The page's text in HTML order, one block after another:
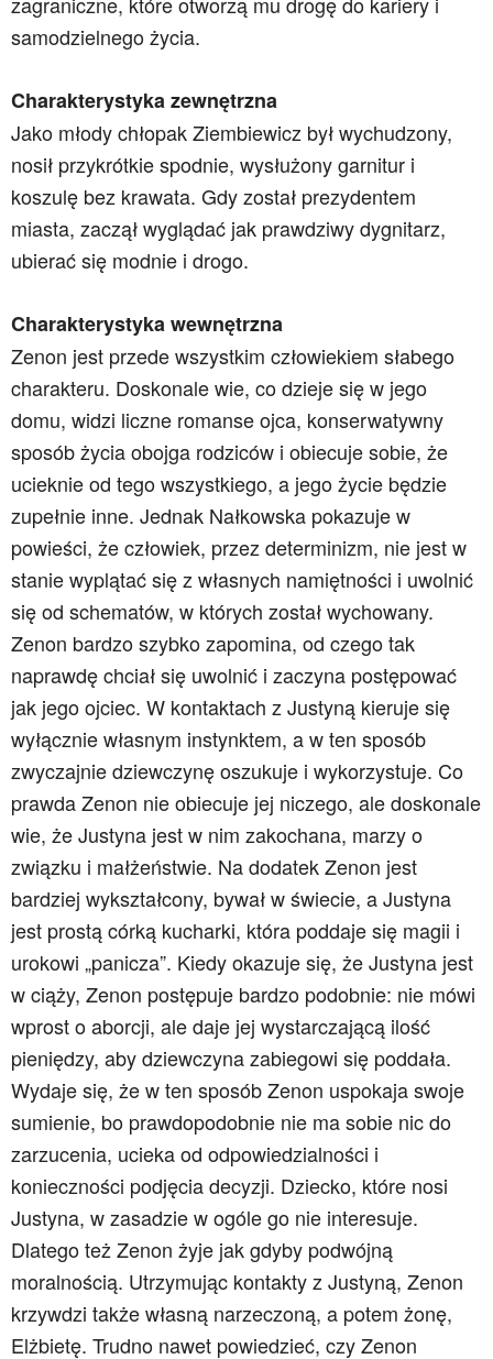
samodzielnego życia.
Charakterystyka zewnętrzna
Jako młody chłopak Ziembiewicz był wychudzony,
nosił przykrótkie spodnie, wysłużony garnitur i
koszulę bez krawata. Gdy został prezydentem
miasta, zaczął wyglądać jak prawdziwy dygnitarz,
ubierać się modnie i drogo.
Charakterystyka wewnętrzna
Zenon jest przede wszystkim człowiekiem słabego
charakteru. Doskonale wie, co dzieje się w jego
domu, widzi liczne romanse ojca, konserwatywny
sposób życia obojga rodziców i obiecuje sobie, że
ucieknie od tego wszystkiego, a jego życie będzie
zupełnie inne. Jednak Nałkowska pokazuje w
powieści, że człowiek, przez determinizm, nie jest w
stanie wyplątać się z własnych namiętności i uwolnić
się od schematów, w których został wychowany.
Zenon bardzo szybko zapomina, od czego tak
naprawdę chciał się uwolnić i zaczyna postępować
jak jego ojciec. W kontaktach z Justyną kieruje się
wyłącznie własnym instynktem, a w ten sposób
zwyczajnie dziewczynę oszukuje i wykorzystuje. Co
prawda Zenon nie obiecuje jej niczego, ale doskonale
wie, że Justyna jest w nim zakochana, marzy o
związku i małżeństwie. Na dodatek Zenon jest
bardziej wykształcony, bywał w świecie, a Justyna
jest prostą córką kucharki, która poddaje się magii i
urokowi „panicza”. Kiedy okazuje się, że Justyna jest
w ciąży, Zenon postępuje bardzo podobnie: nie mówi
wprost o aborcji, ale daje jej wystarczającą ilość
pieniędzy, aby dziewczyna zabiegowi się poddała.
Wydaje się, że w ten sposób Zenon uspokaja swoje
sumienie, bo prawdopodobnie nie ma sobie nic do
zarzucenia, ucieka od odpowiedzialności i
konieczności podjęcia decyzji. Dziecko, które nosi
Justyna, w zasadzie w ogóle go nie interesuje.
Dlatego też Zenon żyje jak gdyby podwójną
moralnością. Utrzymując kontakty z Justyną, Zenon
krzywdzi także własną narzeczoną, a potem żonę,
Elżbietę. Trudno nawet powiedzieć, czy Zenon